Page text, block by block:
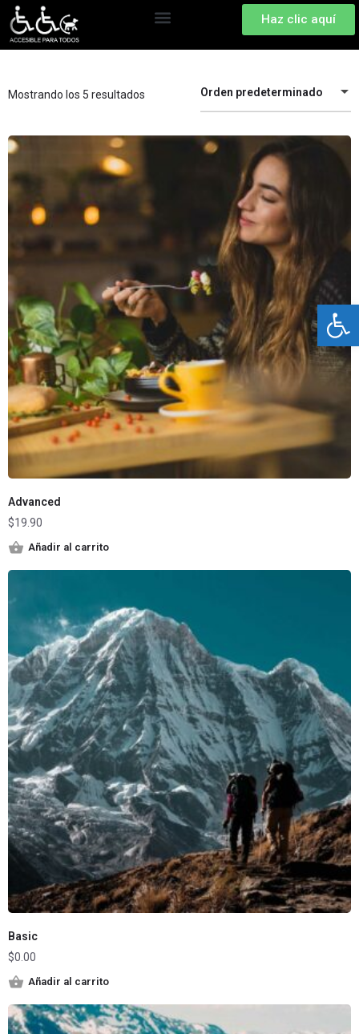
Abrir
Haz clic aquí
Mostrando los 5 resultados Orden predeterminado
Advanced
$19.90
Añadir al carrito
Basic
$0.00
Añadir al carrito